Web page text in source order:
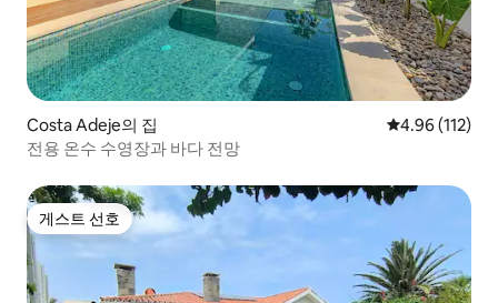
Costa Adeje의 집 평점 4.96점(5
4.96 (112)
전용 온수 수영장과 바다 전망
게스트 선호
게스트 선호